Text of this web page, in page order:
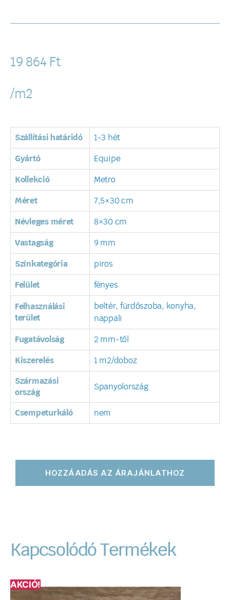
19 864 Ft
/m2
Szállítási határidó 1-3 hét
Gyártó Equipe
Kollekció Metro
Méret 7,5×30 cm
Névleges méret 8×30 cm
Vastagság 9 mm
Színkategória piros
Felület fényes
Felhasználási
terület
beltér, fürdőszoba, konyha,
nappali
Fugatávolság 2 mm-től
Kiszerelés 1 m2/doboz
Származási
ország
Spanyolország
Csempeturkáló nem
HOZZÁADÁS AZ ÁRAJÁNLATHOZ
Kapcsolódó Termékek
AKCIÓ!